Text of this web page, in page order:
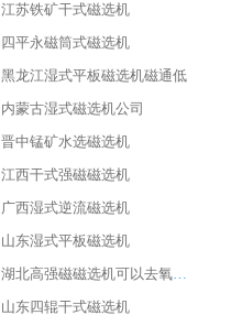
江苏铁矿干式磁选机
四平永磁筒式磁选机
黑龙江湿式平板磁选机磁通低
内蒙古湿式磁选机公司
晋中锰矿水选磁选机
江西干式强磁磁选机
广西湿式逆流磁选机
山东湿式平板磁选机
湖北高强磁磁选机可以去氧化铝
山东四辊干式磁选机